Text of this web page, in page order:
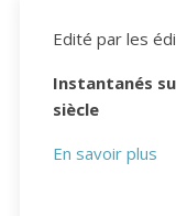
Edité par les
Instantanés
siècle
En savoir plus